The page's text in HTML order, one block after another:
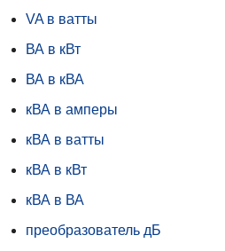
VA в ватты
ВА в кВт
ВА в кВА
кВА в амперы
кВА в ватты
кВА в кВт
кВА в ВА
преобразователь дБ